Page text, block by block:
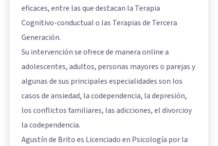
eficaces, entre las que destacan la Terapia
Cognitivo-conductual o las Terapias de Tercera
Generación.
Su intervención se ofrece de manera online a
adolescentes, adultos, personas mayores o parejas y
algunas de sus principales especialidades son los
casos de ansiedad, la codependencia, la depresión,
los conflictos familiares, las adicciones, el divorcioy
la codependencia.
Agustín de Brito es Licenciado en Psicología por la